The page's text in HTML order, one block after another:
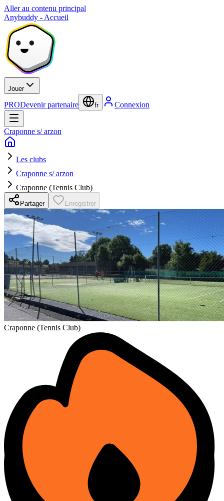
Aller au contenu principal
Anybuddy - Accueil
Jouer
PRODevenir partenaire fr Connexion
Craponne s/ arzon
Les clubs
Craponne s/ arzon
Craponne (Tennis Club)
Partager Enregistrer
Craponne (Tennis Club)